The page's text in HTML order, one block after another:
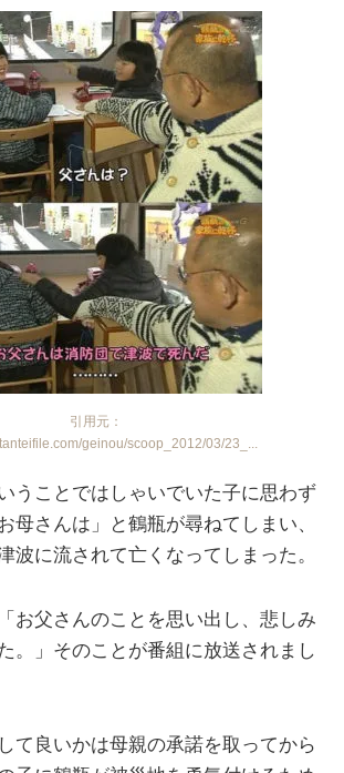
引用元：
geinou/scoop_2012/03/23_...
うことではしゃいでいた子に思わず
母さんは」と鶴瓶が尋ねてしまい、
波に流されて亡くなってしまった。
お父さんのことを思い出し、悲しみ
。」そのことが番組に放送されまし
て良いかは母親の承諾を取ってから